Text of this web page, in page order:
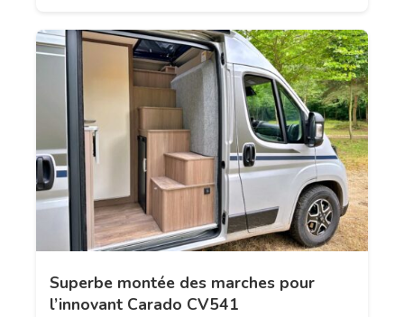
Superbe montée des marches pour
l’innovant Carado CV541